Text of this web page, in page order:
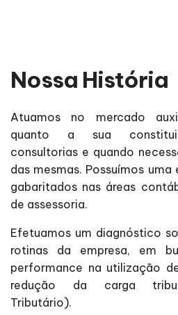
Nossa História
Atuamos no mercado
quanto a sua
consultorias e quando
das mesmas. Possuímos
gabaritados nas áreas
de assessoria.
Efetuamos um diagnóstico
rotinas da empresa, em
performance na utilização
redução da carga
Tributário).